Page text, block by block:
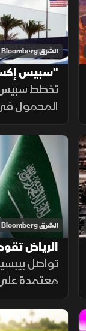
الشرق Bloomberg
"سبيس
المحمول
تخطط
المحمول في
ستارلينك
استثمارات
رفض شركات
الشرق Bloomberg
مليارات
تواصل
معتمدة على
مدعومة
والابتكار.